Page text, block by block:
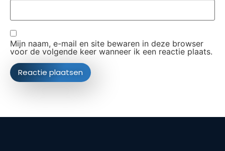
Mijn naam, e-mail en site bewaren in deze browser
voor de volgende keer wanneer ik een reactie plaats.